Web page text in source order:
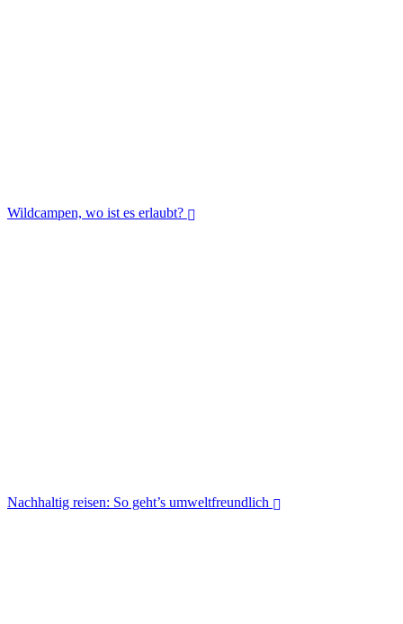
Wildcampen, wo ist es erlaubt?
Nachhaltig reisen: So geht’s umweltfreundlich